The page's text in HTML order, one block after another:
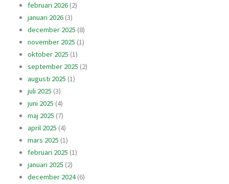
februari 2026(2)
januari 2026(3)
december 2025 (8)
november 2025 (1)
oktober 2025 (1)
september 2025 (2)
augusti 2025 (1)
juli 2025 (3)
juni 2025 (4)
maj 2025 (7)
april 2025 (4)
mars 2025 (1)
februari 2025 (1)
januari 2025 (2)
december 2024(6)